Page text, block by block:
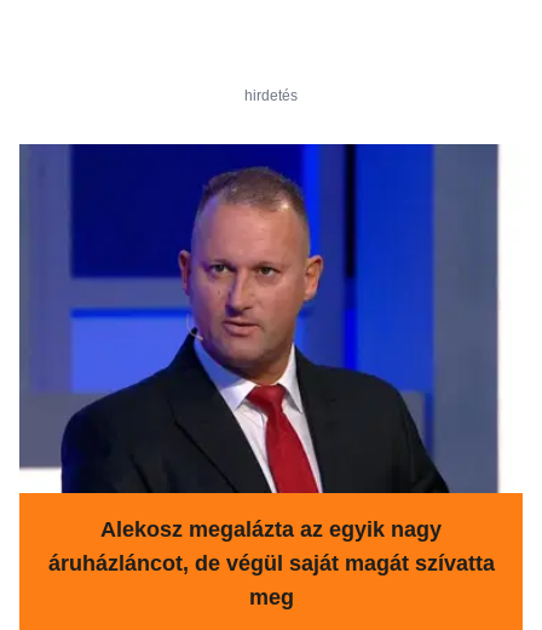
hirdetés
Alekosz megalázta az egyik nagy
áruházláncot, de végül saját magát szívatta
meg